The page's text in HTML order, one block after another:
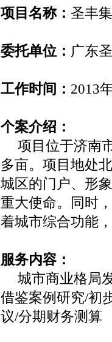
项目名称：圣丰
委托单位： 广东
工作时间： 2013
个案介绍：
项目位于济南
多亩。项目地处
城区的门户、形
重大使命。同时
着城市综合功能
服务内容：
城市商业格局
借鉴案例研究/初
议/分期财务测算